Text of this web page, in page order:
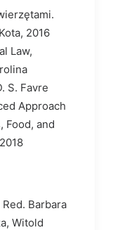
2016
Law,
S. Favre
Approach
Food, and
Barbara
Witold